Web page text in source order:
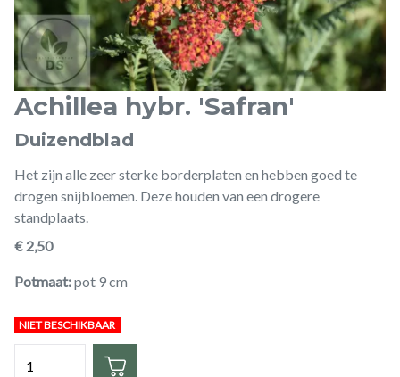
Achillea hybr. 'Safran'
Duizendblad
Het zijn alle zeer sterke borderplaten en hebben goed te
drogen snijbloemen. Deze houden van een drogere
standplaats.
€ 2,50
Potmaat pot 9 cm
NIET BESCHIKBAAR